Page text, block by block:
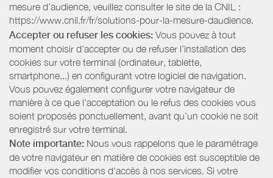
mesure d’audience, veuillez consulter le site de la CNIL :
https://www.cnil.fr/fr/solutions-pour-la-mesure-daudience.
Accepter ou refuser les cookies: Vous pouvez à tout
moment choisir d’accepter ou de refuser l’installation des
cookies sur votre terminal (ordinateur, tablette,
smartphone...) en configurant votre logiciel de navigation.
Vous pouvez également configurer votre navigateur de
manière à ce que l’acceptation ou le refus des cookies vous
soient proposés ponctuellement, avant qu’un cookie ne soit
enregistré sur votre terminal.
Note importante: Nous vous rappelons que le paramétrage
de votre navigateur en matière de cookies est susceptible de
modifier vos conditions d'accès à nos services. Si votre